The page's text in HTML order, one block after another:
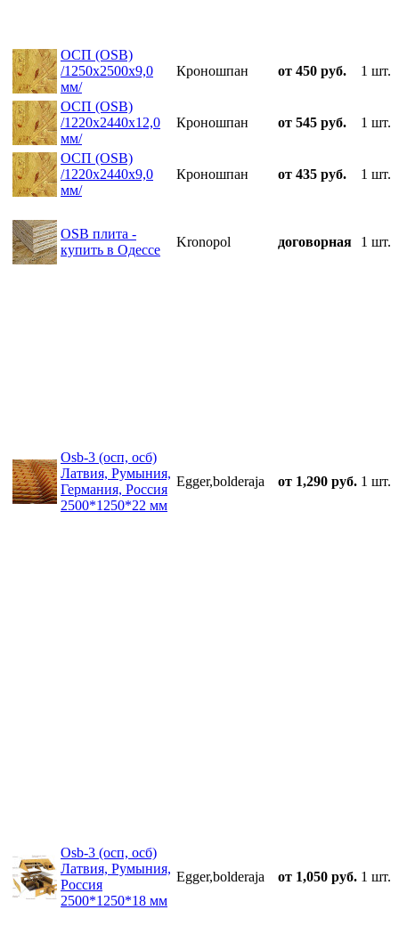
ОСП (OSB)
/1250х2500х9,0
мм/
Кроношпан от 450 руб. 1 шт.
ОСП (OSB)
/1220х2440х12,0
мм/
Кроношпан от 545 руб. 1 шт.
ОСП (OSB)
/1220х2440х9,0
мм/
Кроношпан от 435 руб. 1 шт.
OSB плита -
купить в Одессе
Kronopol договорная 1 шт.
Osb-3 (осп, осб)
Латвия, Румыния,
Германия, Россия
2500*1250*22 мм
Egger,bolderaja от 1,290 руб. 1 шт.
Osb-3 (осп, осб)
Латвия, Румыния,
Россия
2500*1250*18 мм
Egger,bolderaja от 1,050 руб. 1 шт.